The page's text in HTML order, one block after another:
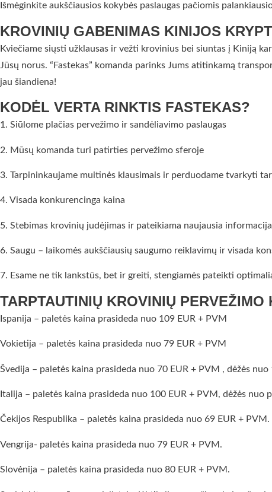
Išmėginkite aukščiausios kokybės paslaugas pačiomis
KROVINIŲ GABENIMAS KINIJOS
Kviečiame siųsti užklausas ir vežti krovinius bei siuntas į Kiniją
Jūsų norus. “Fastekas” komanda parinks Jums atitinkamą
jau šiandiena!
KODĖL VERTA RINKTIS FASTEKAS?
1. Siūlome plačias pervežimo ir sandėliavimo paslaugas
2. Mūsų komanda turi patirties pervežimo sferoje
3. Tarpininkaujame muitinės klausimais ir perduodame tvarkyti
4. Visada konkurencinga kaina
5. Stebimas krovinių judėjimas ir pateikiama naujausia informacija
6. Saugu – laikomės aukščiausių saugumo reiklavimų ir visada
7. Esame ne tik lankstūs, bet ir greiti, stengiamės pateikti
TARPTAUTINIŲ KROVINIŲ PERVEŽIMO
Ispanija – paletės kaina prasideda nuo 109 EUR + PVM
Vokietija – paletės kaina prasideda nuo 79 EUR + PVM
Švedija – paletės kaina prasideda nuo 70 EUR + PVM , dėžės nuo
Italija – paletės kaina prasideda nuo 100 EUR + PVM, dėžės nuo
Čekijos Respublika – paletės kaina prasideda nuo 69 EUR + PVM.
Vengrija- paletės kaina prasideda nuo 79 EUR + PVM.
Slovėnija – paletės kaina prasideda nuo 80 EUR + PVM.